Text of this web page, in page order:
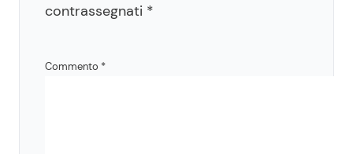
contrassegnati *
Commento *